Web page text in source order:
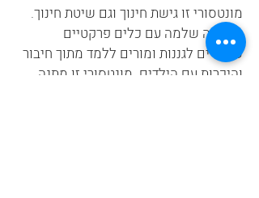
מונטסורי זו גישת חינוך וגם שיטת חינוך.
פדגוגיה שלמה עם כלים פרקטיים
שעוזרים לגננות ומורים ללמד מתוך חיבור
והיכרות עם הילדים. מונטסורי זו מתנה